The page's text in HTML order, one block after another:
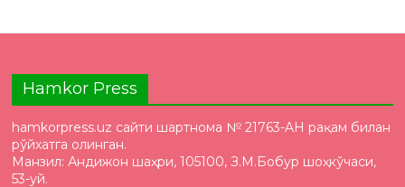
Hamkor Press
hamkorpress.uz сайти шартнома № 21763-AH рақам билан
рўйхатга олинган.
Манзил: Андижон шаҳри, 105100, З.М.Бобур шоҳкўчаси,
53-уй.